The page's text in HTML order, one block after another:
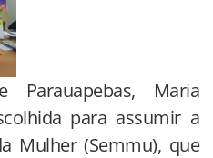
Parauapebas, Maria
para assumir a
Mulher (Semmu), que